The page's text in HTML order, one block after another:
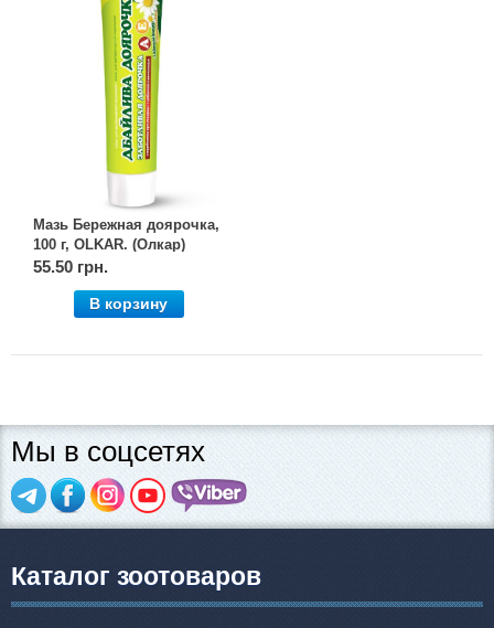
Мазь Бережная доярочка,
100 г, OLKAR. (Олкар)
55.50 грн.
В корзину
Мы в соцсетях
Каталог зоотоваров